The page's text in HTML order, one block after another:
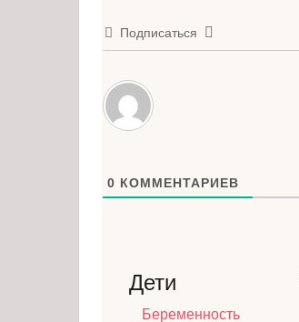
Подписаться
0 КОММЕНТАРИЕВ
Дети
Беременность